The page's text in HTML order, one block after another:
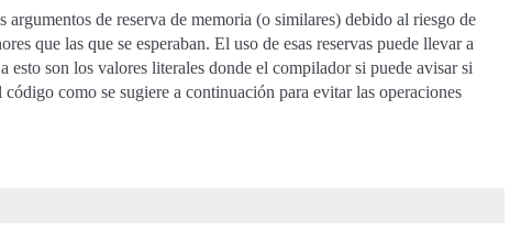
de reserva de memoria (o similares) debido al riesgo de
que las que se esperaban. El uso de esas reservas puede llevar a
son los valores literales donde el compilador si puede avisar si
como se sugiere a continuación para evitar las operaciones